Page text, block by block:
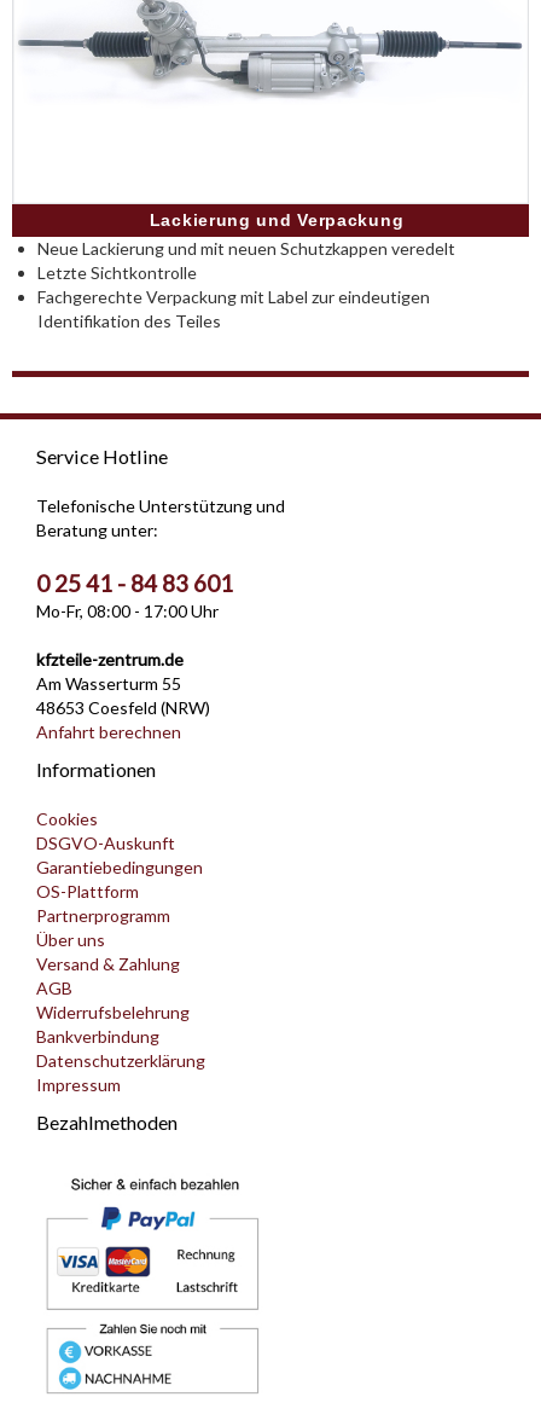
Lackierung und Verpackung
Neue Lackierung und mit neuen Schutzkappen veredelt
Letzte Sichtkontrolle
Fachgerechte Verpackung mit Label zur eindeutigen
Identifikation des Teiles
Service Hotline
Telefonische Unterstützung und
Beratung unter:
0 25 41 - 84 83 601
Mo-Fr, 08:00 - 17:00 Uhr
kfzteile-zentrum.de
Am Wasserturm 55
48653 Coesfeld (NRW)
Anfahrt berechnen
Informationen
Cookies
DSGVO-Auskunft
Garantiebedingungen
OS-Plattform
Partnerprogramm
Über uns
Versand & Zahlung
AGB
Widerrufsbelehrung
Bankverbindung
Datenschutzerklärung
Impressum
Bezahlmethoden